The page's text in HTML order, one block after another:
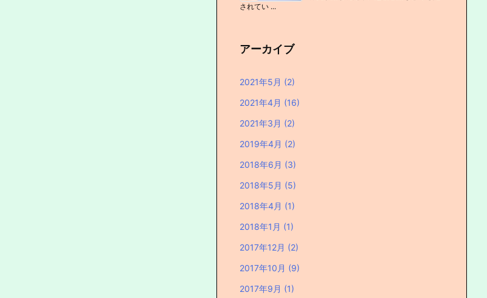
されてい ...
アーカイブ
2021年5月 (2)
2021年4月 (16)
2021年3月 (2)
2019年4月 (2)
2018年6月 (3)
2018年5月 (5)
2018年4月 (1)
2018年1月 (1)
2017年12月 (2)
2017年10月 (9)
2017年9月 (1)